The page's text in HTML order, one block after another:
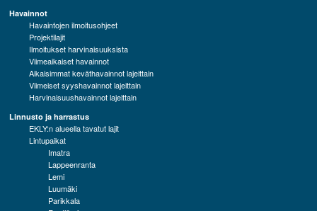
Havainnot
Havaintojen ilmoitusohjeet
Projektilajit
Ilmoitukset harvinaisuuksista
Viimeaikaiset havainnot
Aikaisimmat keväthavainnot lajeittain
Viimeiset syyshavainnot lajeittain
Harvinaisuushavainnot lajeittain
Linnusto ja harrastus
EKLY:n alueella tavatut lajit
Lintupaikat
Imatra
Lappeenranta
Lemi
Luumäki
Parikkala